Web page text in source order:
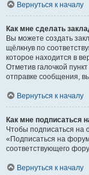
Вернуться к началу
Как мне сделать
Вы можете создать
щёлкнув по
которое находится в
Отметив галочкой
отправке сообщения,
Вернуться к началу
Как мне подписаться
Чтобы подписаться на
«Подписаться на
соответствующего
Вернуться к началу